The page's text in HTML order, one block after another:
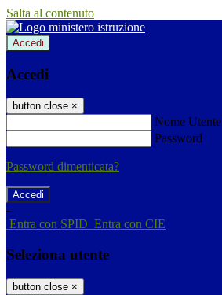
Salta al contenuto
Accedi
Accedi
button close ×
Nome Utente
Password
Password dimenticata?
-
Entra con SPID Entra con CIE
Seleziona utente
button close ×